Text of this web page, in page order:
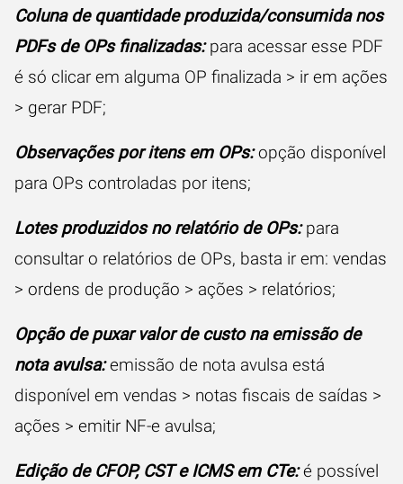
Coluna de quantidade produzida/consumida nos
PDFs de OPs finalizadas:para acessar esse PDF
é só clicar em alguma OP finalizada > ir em ações
> gerar PDF;
Observações por itens em OPs:opção disponível
para OPs controladas por itens;
Lotes produzidos no relatório de OPs:para
consultar o relatórios de OPs, basta ir em: vendas
> ordens de produção > ações > relatórios;
Opção de puxar valor de custo na emissão de
nota avulsa:emissão de nota avulsa está
disponível em vendas > notas fiscais de saídas >
ações > emitir NF-e avulsa;
Edição de CFOP, CST e ICMS em CTe:é possível